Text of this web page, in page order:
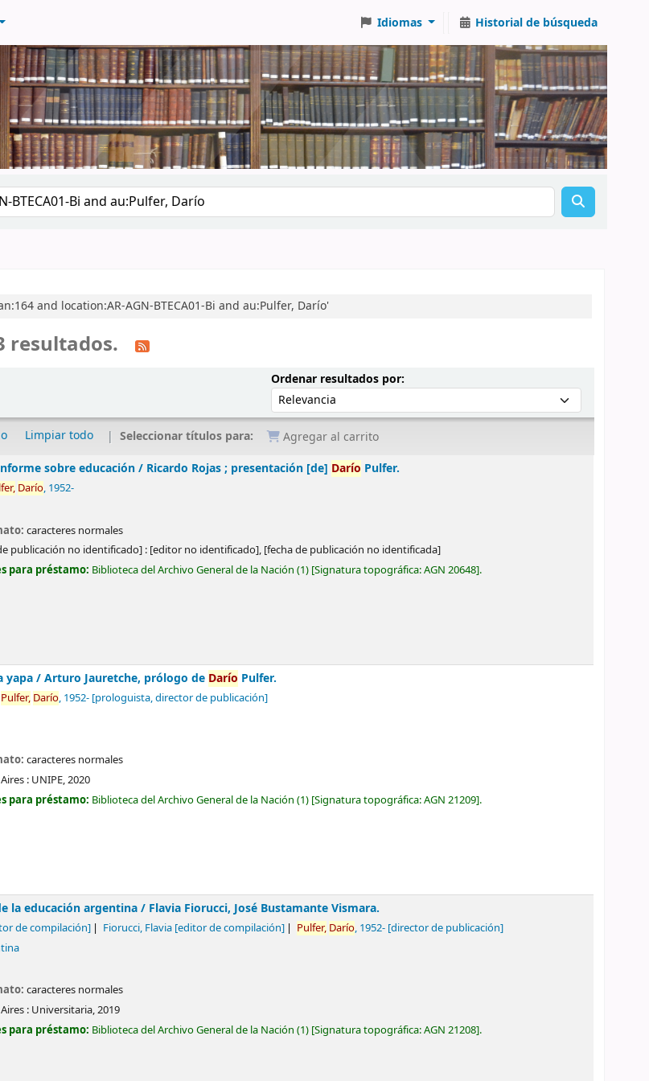
Idiomas Historial de búsqueda
and location:AR-AGN-BTECA01-Bi and au:Pulfer, Darío'
resultados.
Ordenar resultados por:Ordenar por:
Limpiar todo Seleccionar títulos para:
Agregar al carrito
sobre educación / Ricardo Rojas ; presentación [de] Darío Pulfer.
Darío, 1952-
caracteres normales
publicación no identificado] : [editor no identificado], [fecha de publicación no identificada]
para préstamo: Biblioteca del Archivo General de la Nación (1) Signatura topográfica:AGN 20648 .
yapa /Arturo Jauretche, prólogo de Darío Pulfer.
Pulfer, Darío, 1952-[prologuista, director de publicación]
caracteres normales
: UNIPE,2020
para préstamo: Biblioteca del Archivo General de la Nación (1) Signatura topográfica:AGN 21209 .
la educación argentina / Flavia Fiorucci, José Bustamante Vismara.
de compilación] Fiorucci, Flavia[editor de compilación] Pulfer, Darío, 1952-[director de publicación]
caracteres normales
: Universitaria,2019
para préstamo: Biblioteca del Archivo General de la Nación (1) Signatura topográfica:AGN 21208 .